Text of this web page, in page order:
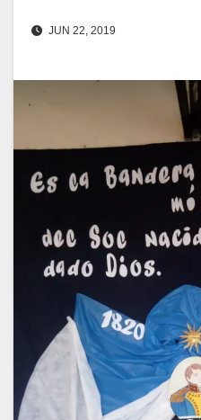
JUN 22, 2019